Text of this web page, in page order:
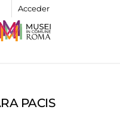
Acceder
PACIS